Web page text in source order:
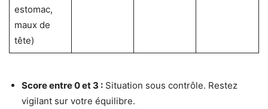
estomac,
maux de
tête)
Score entre 0 et 3 : Situation sous contrôle. Restez
vigilant sur votre équilibre.